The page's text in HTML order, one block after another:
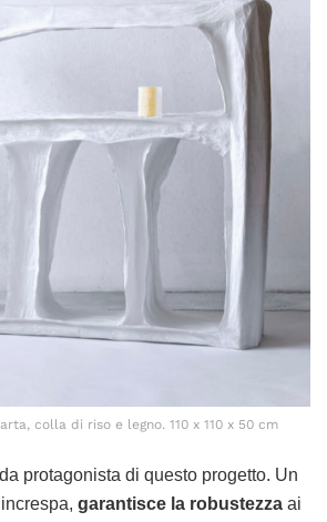
colla di riso e legno. 110 x 110 x 50 cm
protagonista di questo progetto. Un
garantisce la robustezza ai